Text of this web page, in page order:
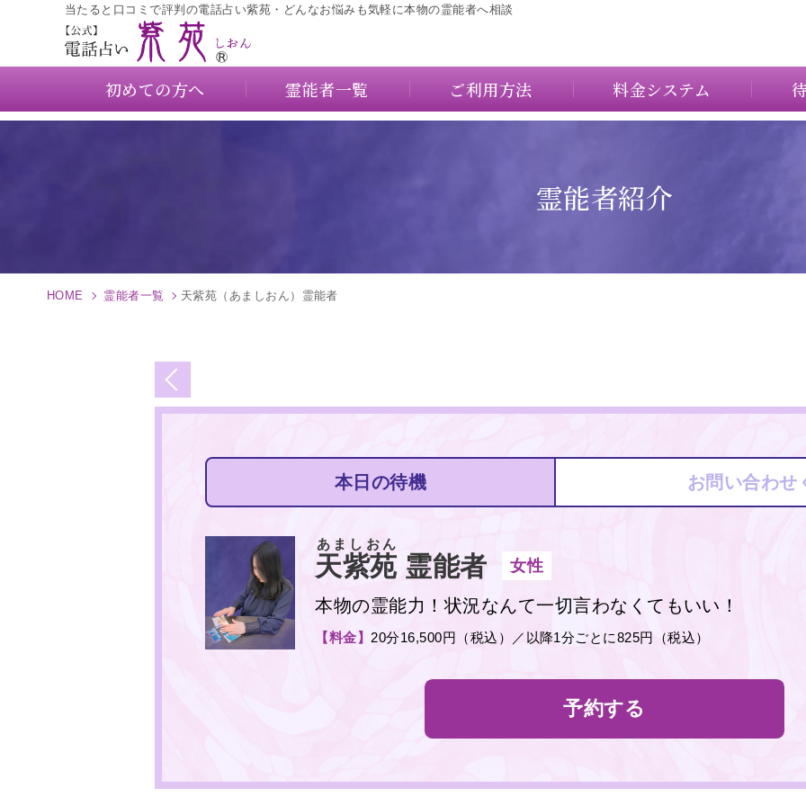
当たると口コミで評判の電話占い紫苑・どんなお悩みも気軽に本物の霊能者へ相談
初めての方へ 霊能者一覧 ご利用方法 料金システム
霊能者紹介
HOME 霊能者一覧 天紫苑（あましおん）霊能者
本日の待機 お問い合わせ
天紫苑
あましおん
霊能者 女性
本物の霊能力！状況なんて一切言わなくてもいい！
【料金】 20分16,500円（税込）／以降1分ごとに825円（税込）
予約する